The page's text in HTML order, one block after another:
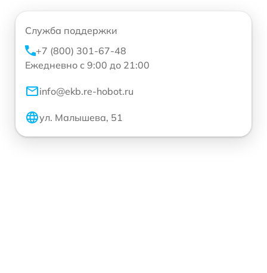
Служба поддержки
+7 (800) 301-67-48
Ежедневно с 9:00 до 21:00
info@ekb.re-hobot.ru
ул. Малышева, 51